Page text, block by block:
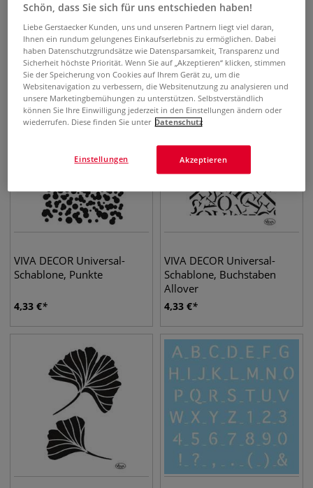
Qbix Industrial Alphabet
Schablonen-Sets
ab11,65€ ab 10,49€
VIVA DECOR Universal-
Schablone, Punkte
4,33 €
VIVA DECOR Universal-
Schablone, Buchstaben
Allover
4,33 €
Schön, dass Sie sich für uns entschieden haben!
Liebe Gerstaecker Kunden, uns und unseren Partnern liegt viel daran,
Ihnen ein rundum gelungenes Einkaufserlebnis zu ermöglichen. Dabei
haben Datenschutzgrundsätze wie Datensparsamkeit, Transparenz und
Sicherheit höchste Priorität. Wenn Sie auf „Akzeptieren“ klicken, stimmen
Sie der Speicherung von Cookies auf Ihrem Gerät zu, um die
Websitenavigation zu verbessern, die Websitenutzung zu analysieren und
unsere Marketingbemühungen zu unterstützen. Selbstverständlich
können Sie Ihre Einwilligung jederzeit in den Einstellungen ändern oder
wiederrufen. Diese finden Sie unter Datenschutz
Akzeptieren
Einstellungen